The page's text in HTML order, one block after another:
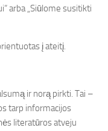
arba „Siūlome susitikti
į ateitį.
ir norą pirkti. Tai –
tarp informacijos
literatūros atveju